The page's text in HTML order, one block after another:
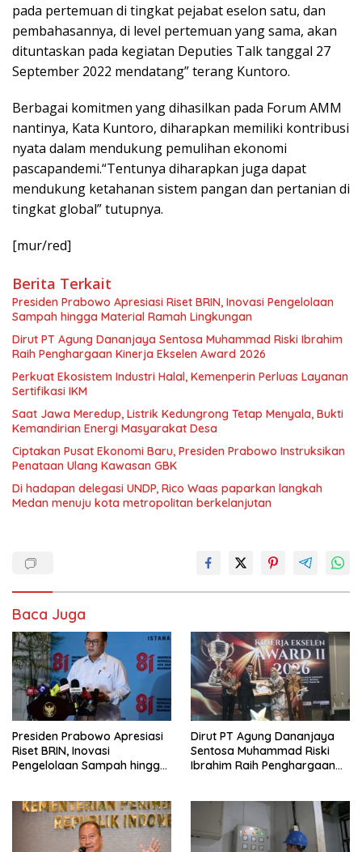
pada pertemuan di tingkat pejabat eselon satu, dan
pembahasannya, di level pertemuan yang sama, akan
dituntaskan pada kegiatan Deputies Talk tanggal 27
September 2022 mendatang” terang Kuntoro.
Berbagai komitmen yang dihasilkan pada Forum AMM
nantinya, Kata Kuntoro, diharapkan memiliki kontribusi
nyata dalam mendukung pemulihan ekonomi
pascapandemi.“Tentunya diharapkan juga dapat
mendukung ketahanan sistem pangan dan pertanian di
tingkat global” tutupnya.
[mur/red]
Berita Terkait
Presiden Prabowo Apresiasi Riset BRIN, Inovasi Pengelolaan
Sampah hingga Material Ramah Lingkungan
Dirut PT Agung Dananjaya Sentosa Muhammad Riski Ibrahim
Raih Penghargaan Kinerja Ekselen Award 2026
Perkuat Ekosistem Industri Halal, Kemenperin Perluas Layanan
Sertifikasi IKM
Saat Jawa Meredup, Listrik Kedungrong Tetap Menyala, Bukti
Kemandirian Energi Masyarakat Desa
Ciptakan Pusat Ekonomi Baru, Presiden Prabowo Instruksikan
Penataan Ulang Kawasan GBK
Di hadapan delegasi UNDP, Rico Waas paparkan langkah
Medan menuju kota metropolitan berkelanjutan
Baca Juga
Presiden Prabowo Apresiasi
Riset BRIN, Inovasi
Pengelolaan Sampah hingga
Dirut PT Agung Dananjaya
Sentosa Muhammad Riski
Ibrahim Raih Penghargaan